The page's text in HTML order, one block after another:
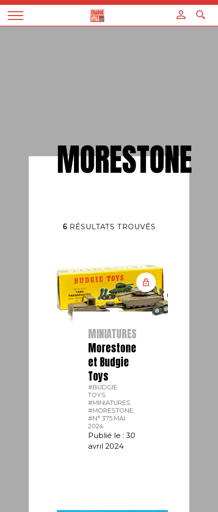
Magazine
MORESTONE
6RÉSULTATS TROUVÉS
MINIATURES
Morestone
et Budgie
Toys
#BUDGIE
TOYS.
#MINIATURES.
#MORESTONE.
#N° 375 MAI
2024.
Publié le : 30
avril 2024
Panneau de gestion des cookies